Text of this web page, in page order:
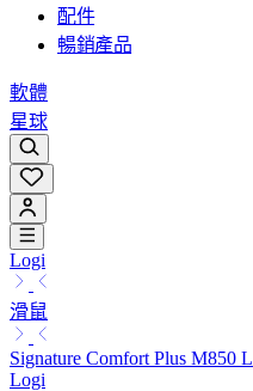
配件
暢銷產品
軟體
星球
Logi
滑鼠
Signature Comfort Plus M850 L
Logi